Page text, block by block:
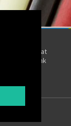
Kapcsolat
Oktatóink